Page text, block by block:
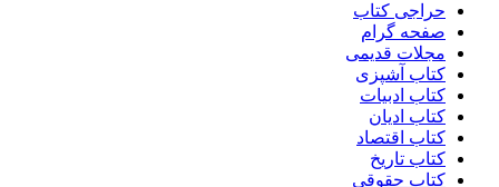
حراجی کتاب
صفحه گرام
مجلات قدیمی
کتاب آشپزی
کتاب ادبیات
کتاب ادیان
کتاب اقتصاد
کتاب تاریخ
کتاب حقوقی